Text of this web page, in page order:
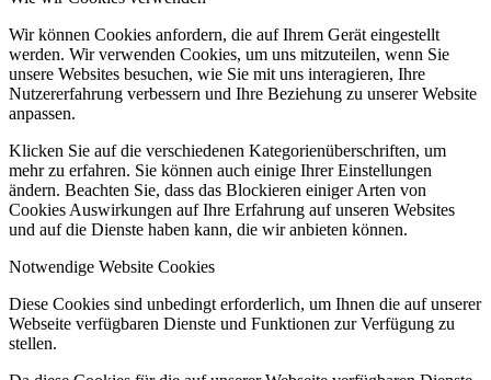
Wir können Cookies anfordern, die auf Ihrem Gerät eingestellt
werden. Wir verwenden Cookies, um uns mitzuteilen, wenn Sie
unsere Websites besuchen, wie Sie mit uns interagieren, Ihre
Nutzererfahrung verbessern und Ihre Beziehung zu unserer Website
anpassen.
Klicken Sie auf die verschiedenen Kategorienüberschriften, um
mehr zu erfahren. Sie können auch einige Ihrer Einstellungen
ändern. Beachten Sie, dass das Blockieren einiger Arten von
Cookies Auswirkungen auf Ihre Erfahrung auf unseren Websites
und auf die Dienste haben kann, die wir anbieten können.
Notwendige Website Cookies
Diese Cookies sind unbedingt erforderlich, um Ihnen die auf unserer
Webseite verfügbaren Dienste und Funktionen zur Verfügung zu
stellen.